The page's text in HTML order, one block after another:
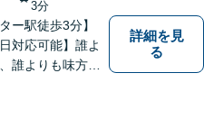
3分
ー駅徒歩3分】
対応可能】誰よ
誰よりも味方で
詳細を見
る